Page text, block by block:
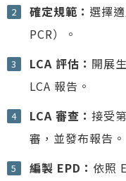
確定規範： 選擇
PCR）。
LCA 評估： 開展
LCA 報告。
LCA 審查： 接受
審，並發布報告。
編製 EPD： 依照